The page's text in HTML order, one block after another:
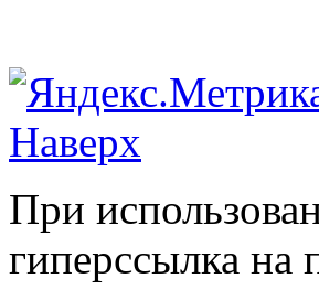
Наверх
При
гиперссылка на